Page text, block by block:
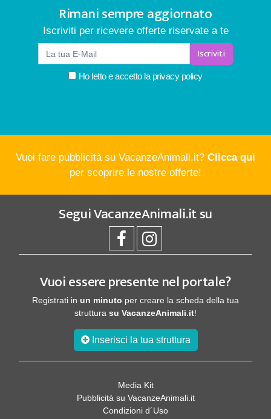
Rimani sempre aggiornato
Iscriviti per ricevere offerte riservate a te
Iscriviti
Ho letto e accetto laprivacy policy
Vuoi fare pubblicità su VacanzeAnimali.it? Clicca qui
per scoprire le nostre offerte!
SeguiVacanzeAnimali.itsu
Vuoi essere presente nel portale?
Registrati in un minuto per creare la scheda della tua
struttura su VacanzeAnimali.it!
Inserisci la tua struttura
Media Kit
Pubblicità su VacanzeAnimali.it
Condizioni d´Uso